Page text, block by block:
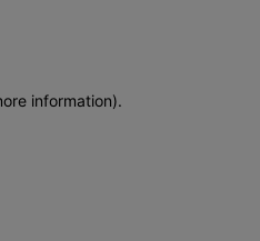
information).